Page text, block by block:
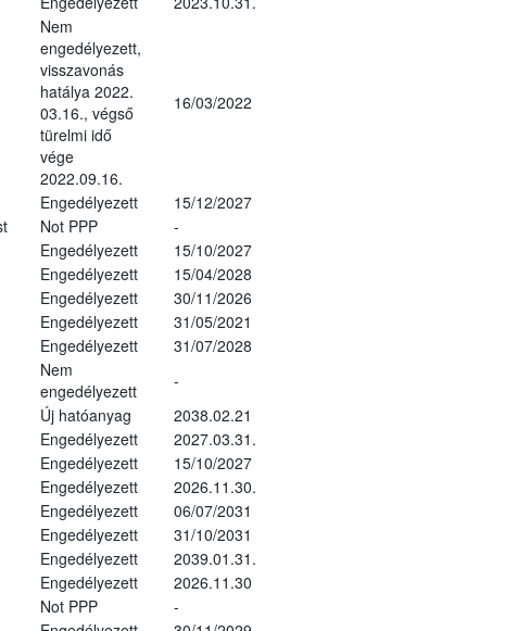
Nem
engedélyezett,
visszavonás
hatálya 2022.
03.16., végső
türelmi idő
vége
2022.09.16.
16/03/2022
Engedélyezett
15/12/2027
Not PPP
-
Engedélyezett
15/10/2027
Engedélyezett
15/04/2028
Engedélyezett
30/11/2026
Engedélyezett
31/05/2021
Engedélyezett
31/07/2028
Nem
engedélyezett
-
Új hatóanyag
2038.02.21
Engedélyezett
2027.03.31.
Engedélyezett
15/10/2027
Engedélyezett
2026.11.30.
Engedélyezett
06/07/2031
Engedélyezett
31/10/2031
Engedélyezett
2039.01.31.
Engedélyezett
2026.11.30
Not PPP
-